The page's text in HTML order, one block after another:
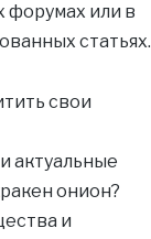
форумах или в
статьях.
свои
актуальные
онион?
и